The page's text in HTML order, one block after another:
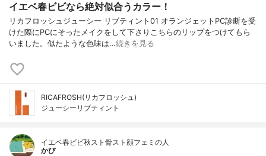
イエベ春ビビなら絶対似合うカラー！
リカフロッシュジューシー リブティント01 オランジェットPC診断を受
けた際にPCにそったメイクをして下さりこちらのリップをつけてもら
いました。似たような色味は…続きを見る
RICAFROSH(リカフロッシュ)
ジューシーリブティント
イエベ春ビビ秋スト骨スト顔フェミの人
かぴ